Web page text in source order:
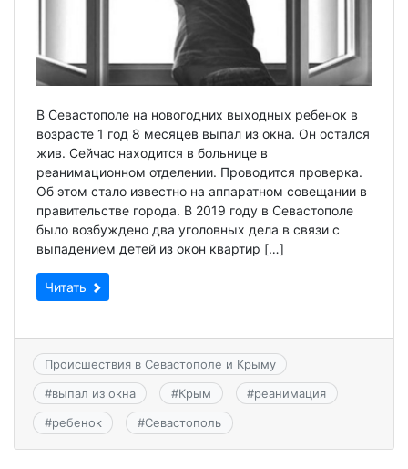
В Севастополе на новогодних выходных ребенок в
возрасте 1 год 8 месяцев выпал из окна. Он остался
жив. Сейчас находится в больнице в
реанимационном отделении. Проводится проверка.
Об этом стало известно на аппаратном совещании в
правительстве города. В 2019 году в Севастополе
было возбуждено два уголовных дела в связи с
выпадением детей из окон квартир […]
Читать
Происшествия в Севастополе и Крыму
#выпал из окна #Крым #реанимация
#ребенок #Севастополь